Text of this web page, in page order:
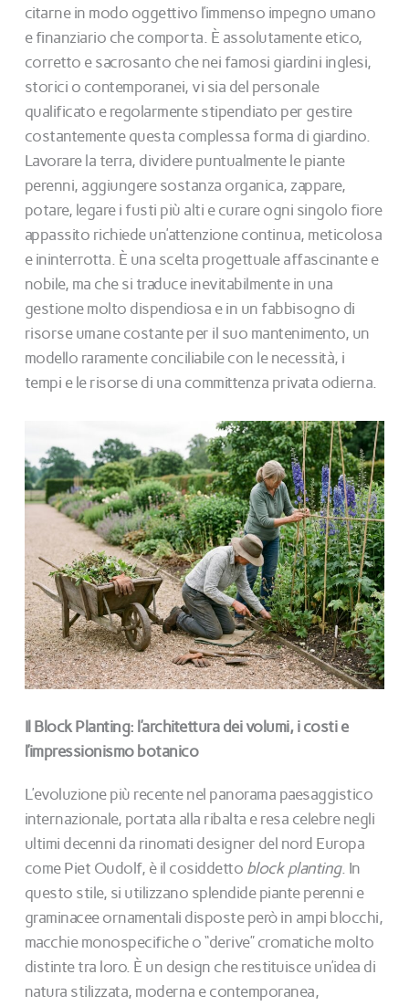
citarne in modo oggettivo l’immenso impegno umano
e finanziario che comporta. È assolutamente etico,
corretto e sacrosanto che nei famosi giardini inglesi,
storici o contemporanei, vi sia del personale
qualificato e regolarmente stipendiato per gestire
costantemente questa complessa forma di giardino.
Lavorare la terra, dividere puntualmente le piante
perenni, aggiungere sostanza organica, zappare,
potare, legare i fusti più alti e curare ogni singolo fiore
appassito richiede un’attenzione continua, meticolosa
e ininterrotta. È una scelta progettuale affascinante e
nobile, ma che si traduce inevitabilmente in una
gestione molto dispendiosa e in un fabbisogno di
risorse umane costante per il suo mantenimento, un
modello raramente conciliabile con le necessità, i
tempi e le risorse di una committenza privata odierna.
Il Block Planting: l’architettura dei volumi, i costi e
l’impressionismo botanico
L’evoluzione più recente nel panorama paesaggistico
internazionale, portata alla ribalta e resa celebre negli
ultimi decenni da rinomati designer del nord Europa
come Piet Oudolf, è il cosiddetto block planting. In
questo stile, si utilizzano splendide piante perenni e
graminacee ornamentali disposte però in ampi blocchi,
macchie monospecifiche o “derive” cromatiche molto
distinte tra loro. È un design che restituisce un’idea di
natura stilizzata, moderna e contemporanea,